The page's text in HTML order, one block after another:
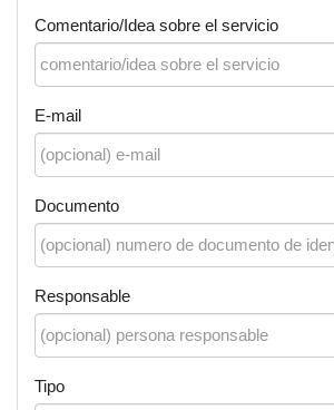
Comentario/Idea sobre el servicio
E-mail
Documento
Responsable
Tipo